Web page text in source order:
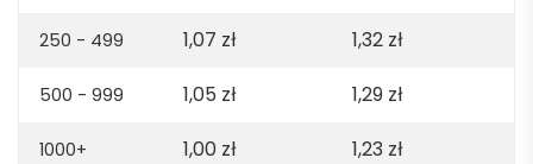
250 - 499 1,07 zł 1,32 zł
500 - 999 1,05 zł 1,29 zł
1000+ 1,00 zł 1,23 zł